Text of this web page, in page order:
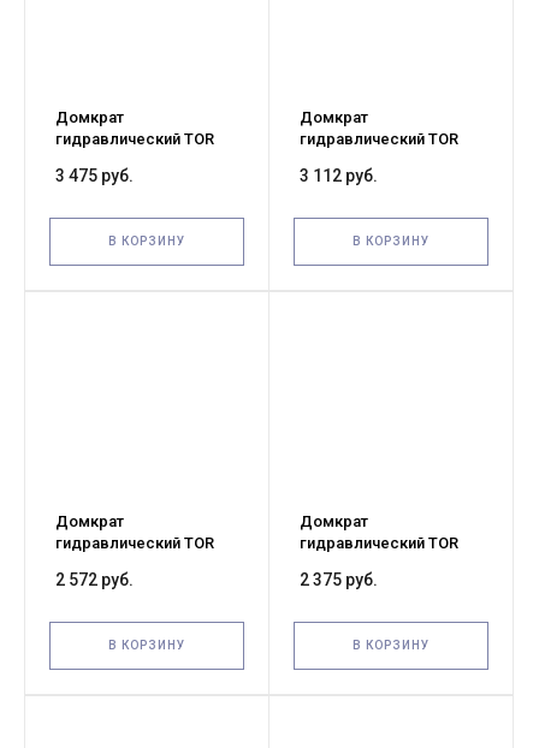
Домкрат
гидравлический TOR
3 475 руб.
В КОРЗИНУ
Домкрат
гидравлический TOR
3 112 руб.
В КОРЗИНУ
Домкрат
гидравлический TOR
2 572 руб.
В КОРЗИНУ
Домкрат
гидравлический TOR
2 375 руб.
В КОРЗИНУ